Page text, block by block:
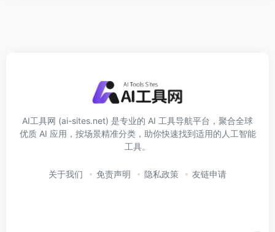
AI工具网 (ai-sites.net) 是专业的 AI 工具导航平台，聚合全球
优质 AI 应用，按场景精准分类，助你快速找到适用的人工智能
工具。
关于我们 免责声明 隐私政策 友链申请